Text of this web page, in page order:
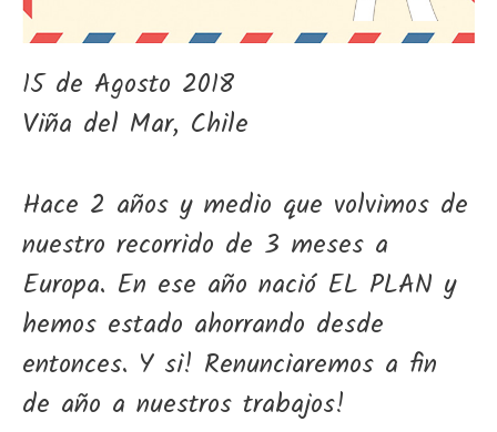
15 de Agosto 2018
Viña del Mar, Chile
Hace 2 años y medio que volvimos de
nuestro recorrido de 3 meses a
Europa. En ese año nació EL PLAN y
hemos estado ahorrando desde
entonces. Y si! Renunciaremos a fin
de año a nuestros trabajos!